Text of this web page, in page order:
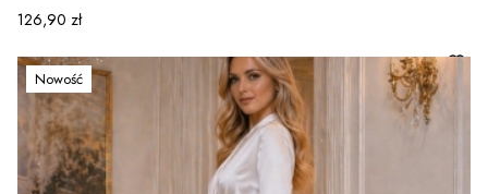
Cena
126,90 zł
Nowość